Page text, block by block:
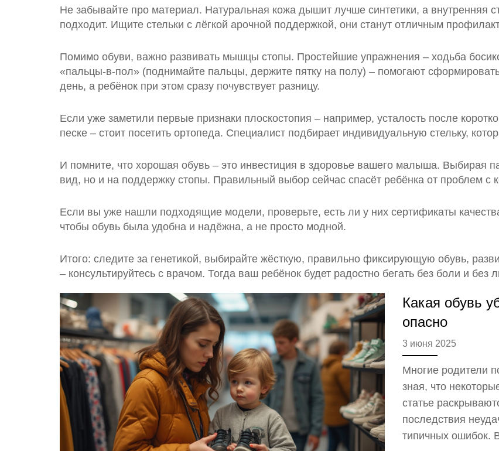
Не забывайте про материал. Натуральная кожа дышит лучше синтетики, а внутренняя
подходит. Ищите стельки с лёгкой арочной поддержкой, они станут отличным
Помимо обуви, важно развивать мышцы стопы. Простейшие упражнения – ходьба
«пальцы‑в‑пол» (поднимайте пальцы, держите пятку на полу) – помогают
день, а ребёнок при этом сразу почувствует разницу.
Если уже заметили первые признаки плоскостопия – например, усталость после
песке – стоит посетить ортопеда. Специалист подбирает индивидуальную стельку,
И помните, что хорошая обувь – это инвестиция в здоровье вашего малыша. Выбирая
вид, но и на поддержку стопы. Правильный выбор сейчас спасёт ребёнка от проблем
Если вы уже нашли подходящие модели, проверьте, есть ли у них сертификаты
чтобы обувь была удобна и надёжна, а не просто модной.
Итого: следите за генетикой, выбирайте жёсткую, правильно фиксирующую обувь,
– консультируйтесь с врачом. Тогда ваш ребёнок будет радостно бегать без боли и
Какая обувь
опасно
3 июня 2025
Многие родители
зная, что
статье
последствия
типичных ошибок.